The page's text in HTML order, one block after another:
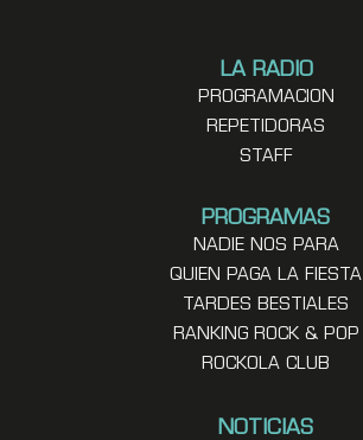
LA RADIO
PROGRAMACION
REPETIDORAS
STAFF
PROGRAMAS
NADIE NOS PARA
QUIEN PAGA LA FIESTA
TARDES BESTIALES
RANKING ROCK & POP
ROCKOLA CLUB
NOTICIAS